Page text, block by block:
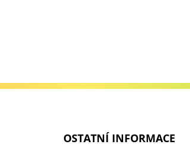
OSTATNÍ INFORMACE